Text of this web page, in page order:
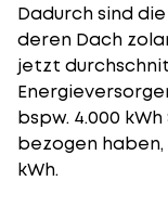
Dadurch sind
deren Dach
jetzt
bspw. 4.000
bezogen
kWh.